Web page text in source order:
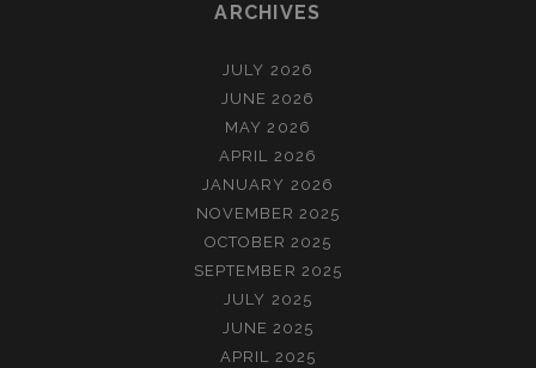
ARCHIVES
JULY 2026
JUNE 2026
MAY 2026
APRIL 2026
JANUARY 2026
NOVEMBER 2025
OCTOBER 2025
SEPTEMBER 2025
JULY 2025
JUNE 2025
APRIL 2025